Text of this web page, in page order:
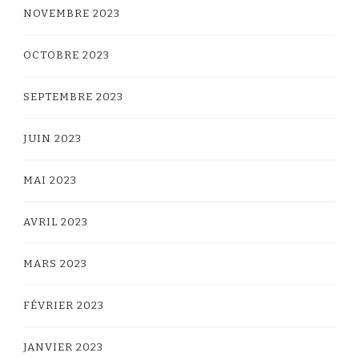
NOVEMBRE 2023
OCTOBRE 2023
SEPTEMBRE 2023
JUIN 2023
MAI 2023
AVRIL 2023
MARS 2023
FÉVRIER 2023
JANVIER 2023